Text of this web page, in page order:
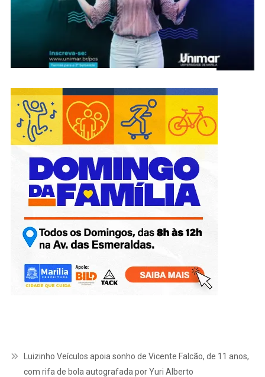
Luizinho Veículos apoia sonho de Vicente Falcão, de 11 anos,
com rifa de bola autografada por Yuri Alberto